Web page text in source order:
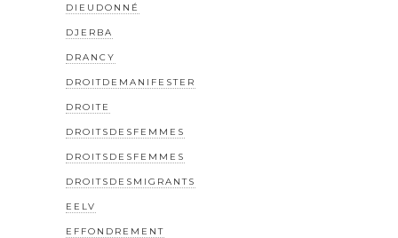
DIEUDONNÉ
DJERBA
DRANCY
DROITDEMANIFESTER
DROITE
DROITSDESFEMMES
DROITSDESFEMMES
DROITSDESMIGRANTS
EELV
EFFONDREMENT